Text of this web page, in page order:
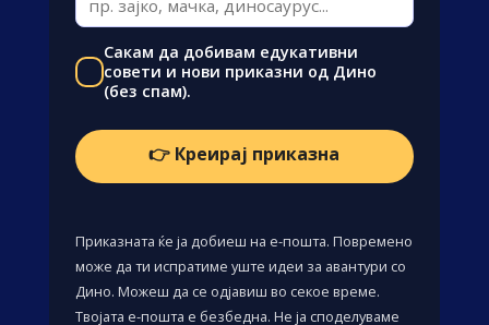
Сакам да добивам едукативни
совети и нови приказни од Дино
(без спам).
👉 Креирај приказна
Приказната ќе ја добиеш на е-пошта. Повремено
може да ти испратиме уште идеи за авантури со
Дино. Можеш да се одјавиш во секое време.
Твојата е-пошта е безбедна. Не ја споделуваме